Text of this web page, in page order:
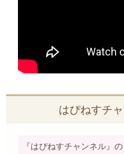
はぴねすチ
『はぴねすチャンネル』